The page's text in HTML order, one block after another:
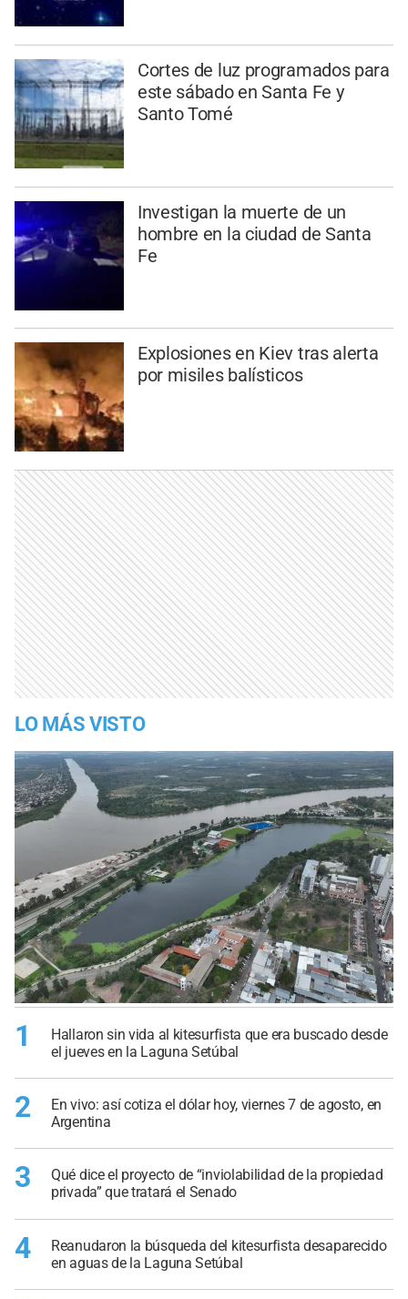
Cortes de luz programados para
este sábado en Santa Fe y
Santo Tomé
Investigan la muerte de un
hombre en la ciudad de Santa
Fe
Explosiones en Kiev tras alerta
por misiles balísticos
LO MÁS VISTO
1
Hallaron sin vida al kitesurfista que era buscado desde
el jueves en la Laguna Setúbal
2
En vivo: así cotiza el dólar hoy, viernes 7 de agosto, en
Argentina
3
Qué dice el proyecto de “inviolabilidad de la propiedad
privada” que tratará el Senado
4
Reanudaron la búsqueda del kitesurfista desaparecido
en aguas de la Laguna Setúbal